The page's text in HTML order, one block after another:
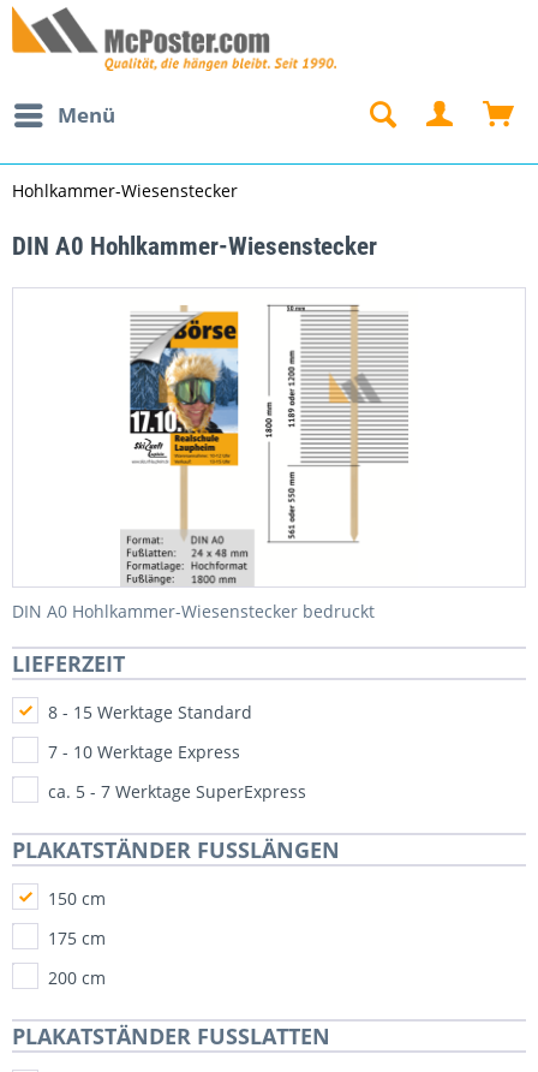
Menü
Hohlkammer-Wiesenstecker
DIN A0 Hohlkammer-Wiesenstecker
DIN A0 Hohlkammer-Wiesenstecker bedruckt
LIEFERZEIT
8 - 15 Werktage Standard
7 - 10 Werktage Express
ca. 5 - 7 Werktage SuperExpress
PLAKATSTÄNDER FUSSLÄNGEN
150 cm
175 cm
200 cm
PLAKATSTÄNDER FUSSLATTEN